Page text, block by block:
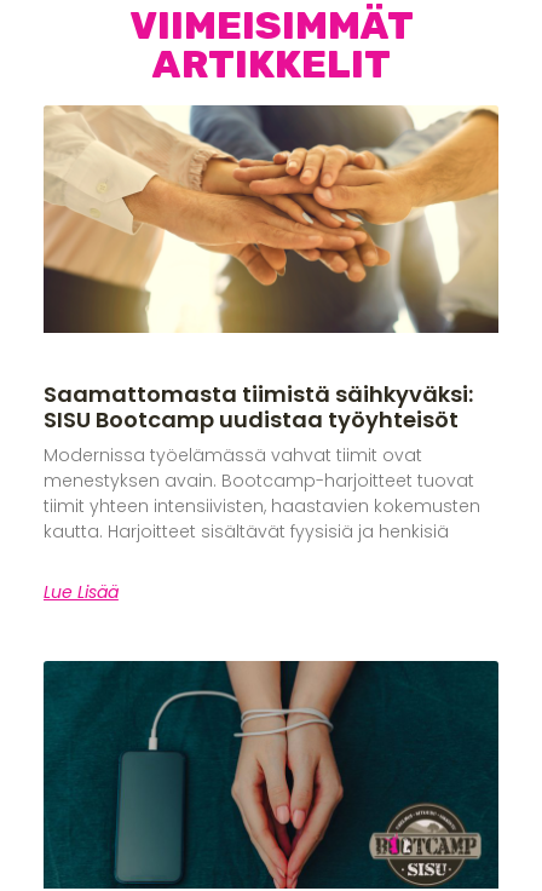
VIIMEISIMMÄT
ARTIKKELIT
Saamattomasta tiimistä säihkyväksi:
SISU Bootcamp uudistaa työyhteisöt
Modernissa työelämässä vahvat tiimit ovat
menestyksen avain. Bootcamp-harjoitteet tuovat
tiimit yhteen intensiivisten, haastavien kokemusten
kautta. Harjoitteet sisältävät fyysisiä ja henkisiä
Lue Lisää